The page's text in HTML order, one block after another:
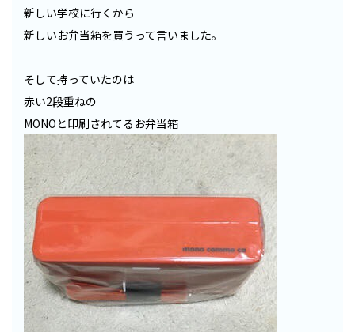
新しい学校に行くから
新しいお弁当箱を買うって言いました。
そして持っていたのは
赤い2段重ねの
MONOと印刷されてるお弁当箱